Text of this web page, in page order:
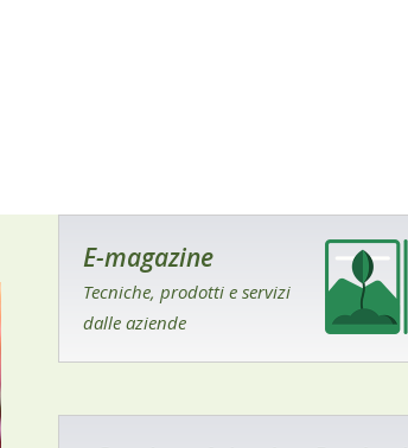
E-magazine
Tecniche, prodotti e servizi
dalle aziende